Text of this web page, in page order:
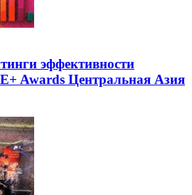
эффективности
E+ Awards Центральная Азия